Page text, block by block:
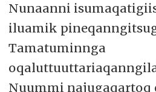
Nunaanni
iluamik
Tamatuminnga
Nuummi najugaqartoq